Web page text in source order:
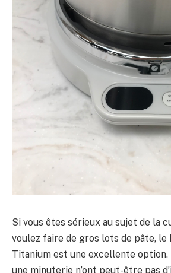
Si vous êtes sérieux au sujet de la
voulez faire de gros lots de pâte, le
Titanium est une excellente option.
une minuterie n’ont peut-être pas